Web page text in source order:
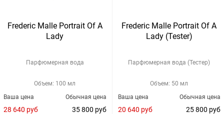
Frederic Malle Portrait Of A
Lady
Парфюмерная вода
Объем: 100 мл
Обычная цена
35 800 руб
Ваша цена
28 640 руб
Frederic Malle Portrait Of A
Lady (Tester)
Парфюмерная вода (Тестер)
Объем: 50 мл
Обычная цена
25 800 руб
Ваша цена
20 640 руб